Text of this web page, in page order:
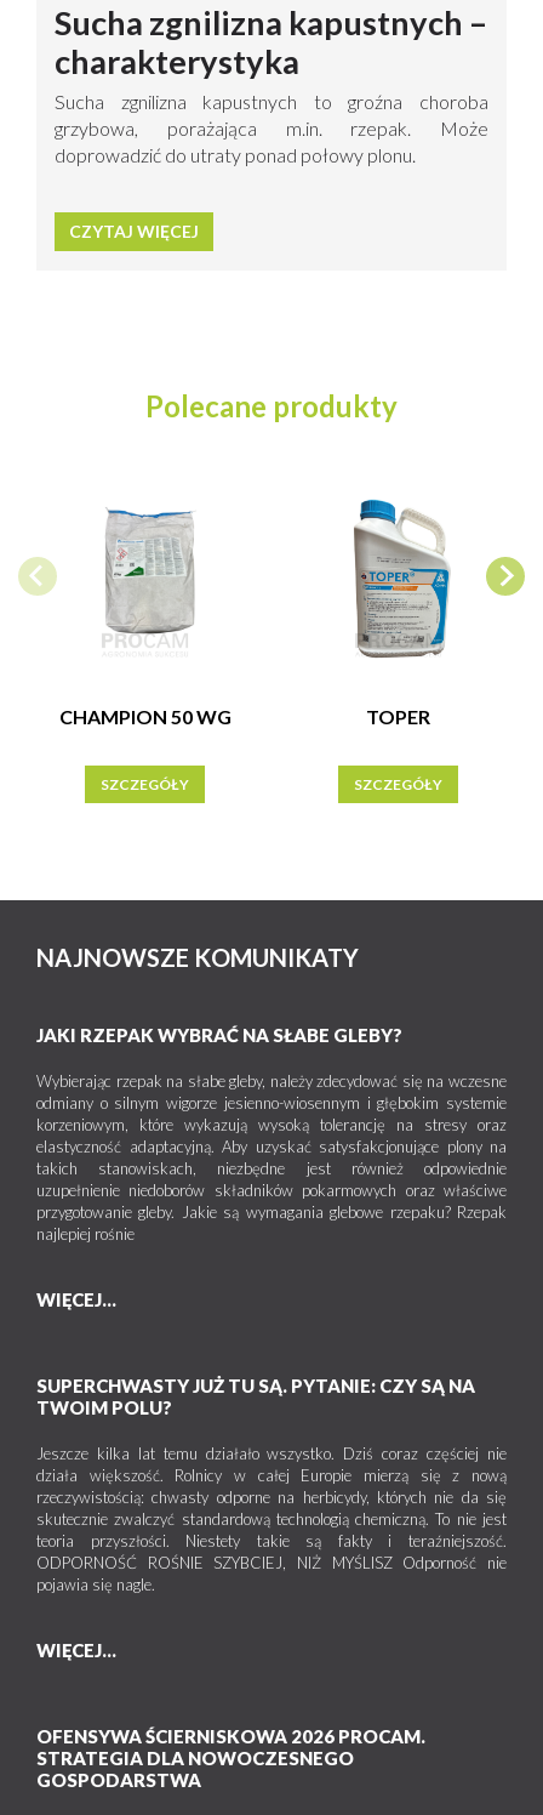
Sucha zgnilizna kapustnych –
charakterystyka
Sucha zgnilizna kapustnych to groźna choroba
grzybowa, porażająca m.in. rzepak. Może
doprowadzić do utraty ponad połowy plonu.
CZYTAJ WIĘCEJ
Polecane produkty
CHAMPION 50 WG
SZCZEGÓŁY
TOPER
SZCZEGÓŁY
NAJNOWSZE KOMUNIKATY
JAKI RZEPAK WYBRAĆ NA SŁABE GLEBY?
Wybierając rzepak na słabe gleby, należy zdecydować się na wczesne
odmiany o silnym wigorze jesienno-wiosennym i głębokim systemie
korzeniowym, które wykazują wysoką tolerancję na stresy oraz
elastyczność adaptacyjną. Aby uzyskać satysfakcjonujące plony na
takich stanowiskach, niezbędne jest również odpowiednie
uzupełnienie niedoborów składników pokarmowych oraz właściwe
przygotowanie gleby. Jakie są wymagania glebowe rzepaku? Rzepak
najlepiej rośnie
WIĘCEJ...
SUPERCHWASTY JUŻ TU SĄ. PYTANIE: CZY SĄ NA
TWOIM POLU?
Jeszcze kilka lat temu działało wszystko. Dziś coraz częściej nie
działa większość. Rolnicy w całej Europie mierzą się z nową
rzeczywistością: chwasty odporne na herbicydy, których nie da się
skutecznie zwalczyć standardową technologią chemiczną. To nie jest
teoria przyszłości. Niestety takie są fakty i teraźniejszość.
ODPORNOŚĆ ROŚNIE SZYBCIEJ, NIŻ MYŚLISZ Odporność nie
pojawia się nagle.
WIĘCEJ...
OFENSYWA ŚCIERNISKOWA 2026 PROCAM.
STRATEGIA DLA NOWOCZESNEGO
GOSPODARSTWA